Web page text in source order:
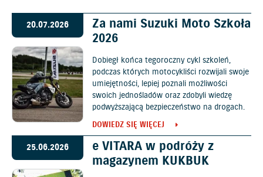
20.07.2026
Za nami Suzuki Moto Szkoła
2026
Dobiegł końca tegoroczny cykl szkoleń,
podczas których motocykliści rozwijali swoje
umiejętności, lepiej poznali możliwości
swoich jednośladów oraz zdobyli wiedzę
podwyższającą bezpieczeństwo na drogach.
DOWIEDZ SIĘ WIĘCEJ
25.06.2026
e VITARA w podróży z
magazynem KUKBUK